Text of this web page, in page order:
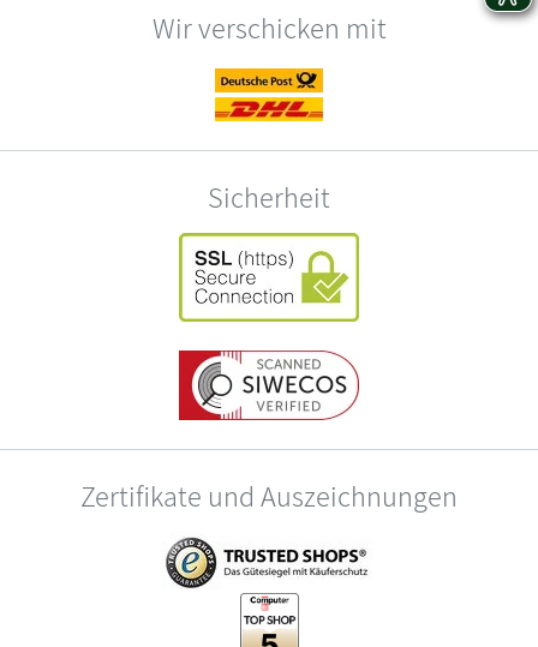
Wir verschicken mit
Sicherheit
Zertifikate und Auszeichnungen